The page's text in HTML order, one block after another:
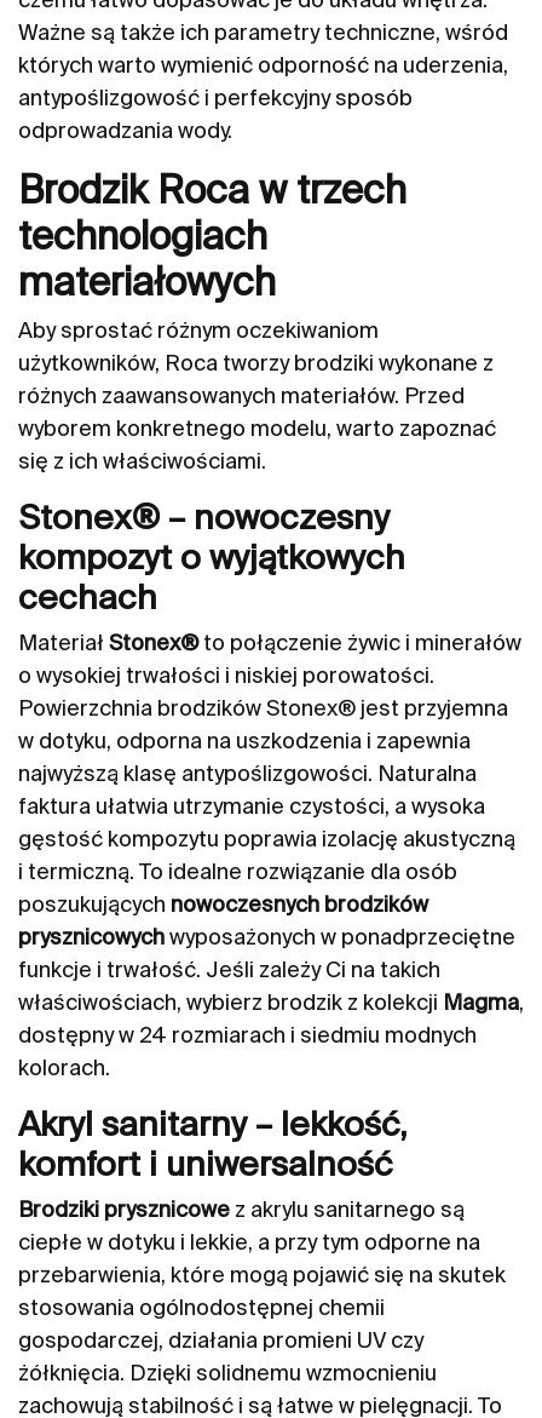
Ważne są także ich parametry techniczne, wśród
których warto wymienić odporność na uderzenia,
antypoślizgowość i perfekcyjny sposób
odprowadzania wody.
Brodzik Roca w trzech
technologiach
materiałowych
Aby sprostać różnym oczekiwaniom
użytkowników, Roca tworzy brodziki wykonane z
różnych zaawansowanych materiałów. Przed
wyborem konkretnego modelu, warto zapoznać
się z ich właściwościami.
Stonex® – nowoczesny
kompozyt o wyjątkowych
cechach
Materiał Stonex®to połączenie żywic i minerałów
o wysokiej trwałości i niskiej porowatości.
Powierzchnia brodzików Stonex® jest przyjemna
w dotyku, odporna na uszkodzenia i zapewnia
najwyższą klasę antypoślizgowości. Naturalna
faktura ułatwia utrzymanie czystości, a wysoka
gęstość kompozytu poprawia izolację akustyczną
i termiczną. To idealne rozwiązanie dla osób
poszukujących nowoczesnych brodzików
prysznicowychwyposażonych w ponadprzeciętne
funkcje i trwałość. Jeśli zależy Ci na takich
właściwościach, wybierz brodzik z kolekcji Magma,
dostępny w 24 rozmiarach i siedmiu modnych
kolorach.
Akryl sanitarny – lekkość,
komfort i uniwersalność
Brodziki prysznicowe z akrylu sanitarnego są
ciepłe w dotyku i lekkie, a przy tym odporne na
przebarwienia, które mogą pojawić się na skutek
stosowania ogólnodostępnej chemii
gospodarczej, działania promieni UV czy
żółknięcia. Dzięki solidnemu wzmocnieniu
zachowują stabilność i są łatwe w pielęgnacji. To